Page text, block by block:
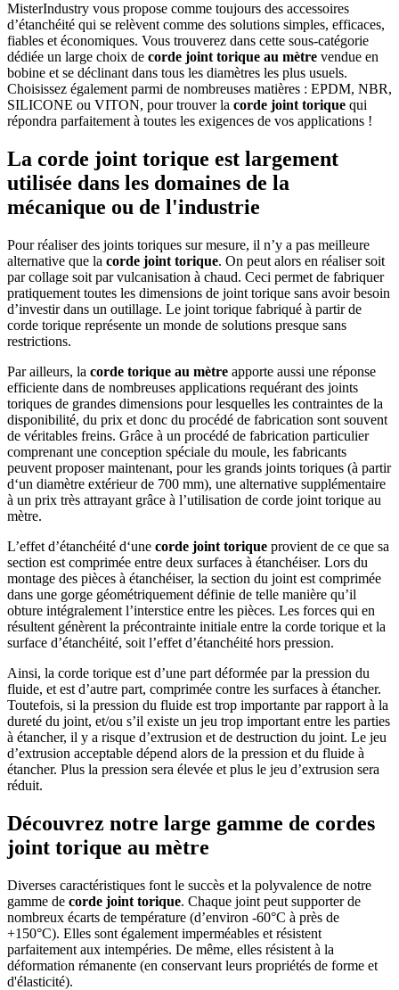
MisterIndustry vous propose comme toujours des accessoires
d’étanchéité qui se relèvent comme des solutions simples, efficaces,
fiables et économiques. Vous trouverez dans cette sous-catégorie
dédiée un large choix de corde joint torique au mètre vendue en
bobine et se déclinant dans tous les diamètres les plus usuels.
Choisissez également parmi de nombreuses matières : EPDM, NBR,
SILICONE ou VITON, pour trouver la corde joint torique qui
répondra parfaitement à toutes les exigences de vos applications !
La corde joint torique est largement
utilisée dans les domaines de la
mécanique ou de l'industrie
Pour réaliser des joints toriques sur mesure, il n’y a pas meilleure
alternative que la corde joint torique. On peut alors en réaliser soit
par collage soit par vulcanisation à chaud. Ceci permet de fabriquer
pratiquement toutes les dimensions de joint torique sans avoir besoin
d’investir dans un outillage. Le joint torique fabriqué à partir de
corde torique représente un monde de solutions presque sans
restrictions.
Par ailleurs, la corde torique au mètre apporte aussi une réponse
efficiente dans de nombreuses applications requérant des joints
toriques de grandes dimensions pour lesquelles les contraintes de la
disponibilité, du prix et donc du procédé de fabrication sont souvent
de véritables freins. Grâce à un procédé de fabrication particulier
comprenant une conception spéciale du moule, les fabricants
peuvent proposer maintenant, pour les grands joints toriques (à partir
d‘un diamètre extérieur de 700 mm), une alternative supplémentaire
à un prix très attrayant grâce à l’utilisation de corde joint torique au
mètre.
L’effet d’étanchéité d‘une corde joint torique provient de ce que sa
section est comprimée entre deux surfaces à étanchéiser. Lors du
montage des pièces à étanchéiser, la section du joint est comprimée
dans une gorge géométriquement définie de telle manière qu’il
obture intégralement l’interstice entre les pièces. Les forces qui en
résultent génèrent la précontrainte initiale entre la corde torique et la
surface d’étanchéité, soit l’effet d’étanchéité hors pression.
Ainsi, la corde torique est d’une part déformée par la pression du
fluide, et est d’autre part, comprimée contre les surfaces à étancher.
Toutefois, si la pression du fluide est trop importante par rapport à la
dureté du joint, et/ou s’il existe un jeu trop important entre les parties
à étancher, il y a risque d’extrusion et de destruction du joint. Le jeu
d’extrusion acceptable dépend alors de la pression et du fluide à
étancher. Plus la pression sera élevée et plus le jeu d’extrusion sera
réduit.
Découvrez notre large gamme de cordes
joint torique au mètre
Diverses caractéristiques font le succès et la polyvalence de notre
gamme de corde joint torique. Chaque joint peut supporter de
nombreux écarts de température (d’environ -60°C à près de
+150°C). Elles sont également imperméables et résistent
parfaitement aux intempéries. De même, elles résistent à la
déformation rémanente (en conservant leurs propriétés de forme et
d'élasticité).